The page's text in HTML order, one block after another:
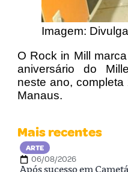
Imagem:
O Rock in Mill
aniversário do
neste ano,
Manaus.
Mais recentes
ARTE
06/08/2026
Após sucesso em